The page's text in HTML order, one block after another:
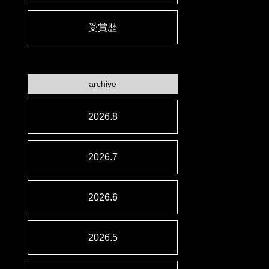
受賞歴
archive
2026.8
2026.7
2026.6
2026.5